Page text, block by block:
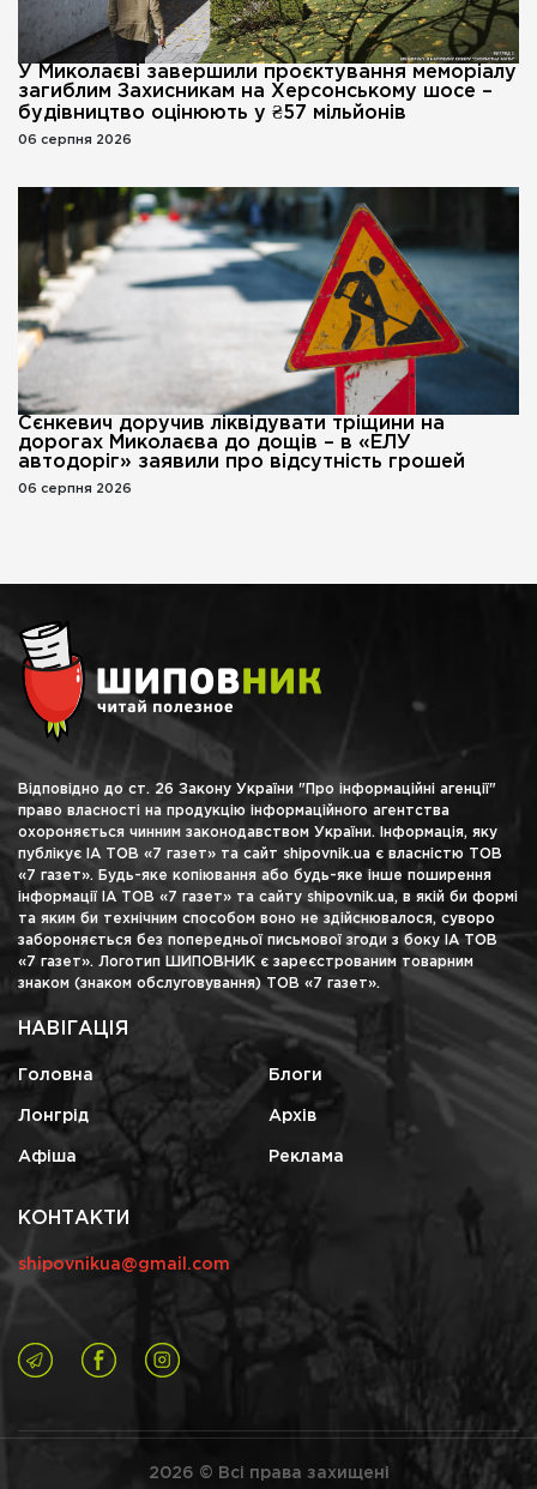
У Миколаєві завершили проєктування меморіалу
загиблим Захисникам на Херсонському шосе –
будівництво оцінюють у ₴57 мільйонів
06 серпня 2026
Сєнкевич доручив ліквідувати тріщини на
дорогах Миколаєва до дощів – в «ЕЛУ
автодоріг» заявили про відсутність грошей
06 серпня 2026
Відповідно до ст. 26 Закону України "Про інформаційні агенції"
право власності на продукцію інформаційного агентства
охороняється чинним законодавством України. Інформація, яку
публікує ІА ТОВ «7 газет» та сайт shipovnik.ua є власністю ТОВ
«7 газет». Будь-яке копіювання або будь-яке інше поширення
інформації ІА ТОВ «7 газет» та сайту shipovnik.ua, в якій би формі
та яким би технічним способом воно не здійснювалося, суворо
забороняється без попередньої письмової згоди з боку ІА ТОВ
«7 газет». Логотип ШИПОВНИК є зареєстрованим товарним
знаком (знаком обслуговування) ТОВ «7 газет».
НАВІГАЦІЯ
Головна Блоги
Лонгрід Архів
Афіша Реклама
КОНТАКТИ
shipovnikua@gmail.com
2026 © Всі права захищені